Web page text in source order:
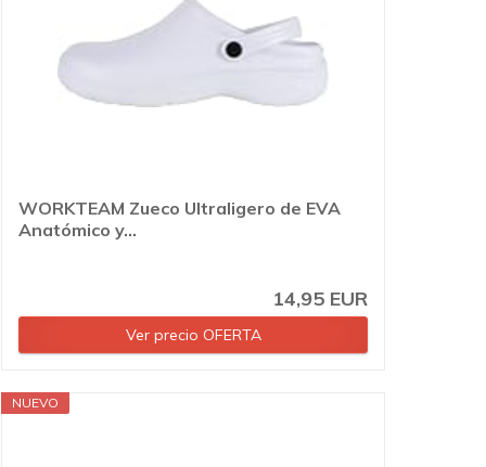
WORKTEAM Zueco Ultraligero de EVA
Anatómico y...
14,95 EUR
Ver precio OFERTA
NUEVO